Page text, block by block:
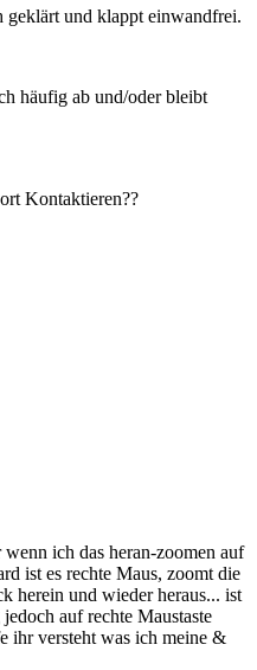
geklärt und klappt einwandfrei.
häufig ab und/oder bleibt
Kontaktieren??
ich das heran-zoomen auf
ist es rechte Maus, zoomt die
herein und wieder heraus... ist
auf rechte Maustaste
ihr versteht was ich meine &